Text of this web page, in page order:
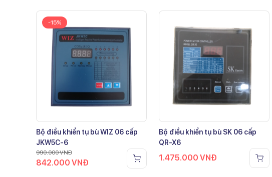
-15%
Bộ điều khiển tụ bù WIZ 06 cấp
JKW5C-6
990.000VNĐ
842.000 VNĐ
Bộ điều khiển tụ bù SK 06 cấp
QR-X6
1.475.000 VNĐ